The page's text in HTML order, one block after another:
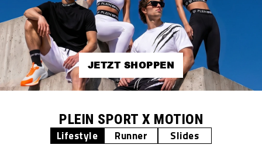
JETZT SHOPPEN
PLEIN SPORT X MOTION
Lifestyle Runner Slides